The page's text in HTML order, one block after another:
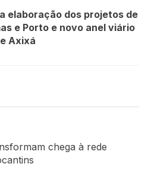
elaboração dos projetos de
e Porto e novo anel viário
Axixá
chega à rede